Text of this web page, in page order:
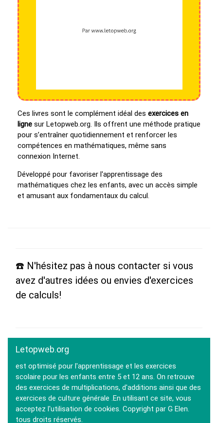
Ces livres sont le complément idéal des exercices en
ligne sur Letopweb.org. Ils offrent une méthode pratique
pour s’entraîner quotidiennement et renforcer les
compétences en mathématiques, même sans
connexion Internet.
Développé pour favoriser l'apprentissage des
mathématiques chez les enfants, avec un accès simple
et amusant aux fondamentaux du calcul.
☎️ N'hésitez pas à nous contacter si vous
avez d'autres idées ou envies d'exercices
de calculs!
Letopweb.org
est optimisé pour l'apprentissage et les exercices
scolaire pour les enfants entre 5 et 12 ans. On retrouve
des exercices de multiplications, d'additions ainsi que des
exercices de culture générale .En utilisant ce site, vous
acceptez l'utilisation de cookies. Copyright par G Elen.
tous droits réservés.